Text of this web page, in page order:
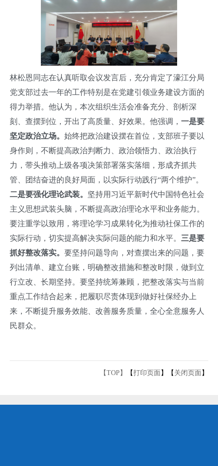
林松恩同志在认真听取会议发言后，充分肯定了濠江分局
党支部过去一年的工作特别是在党建引领业务建设方面的
得力举措。他认为，本次组织生活会准备充分、剖析深
刻、查摆到位，开出了高质量、好效果。他强调， 一是要
坚定政治立场。 始终把政治建设摆在首位，支部班子要以
身作则，不断提高政治判断力、政治领悟力、政治执行
力，带头推动上级各项决策部署落实落细，形成齐抓共
管、团结奋进的良好局面，以实际行动践行“两个维护”。
二是要强化理论武装。 坚持用习近平新时代中国特色社会
主义思想武装头脑，不断提高政治理论水平和业务能力。
要注重学以致用，将理论学习成果转化为推动社保工作的
实际行动，切实提高解决实际问题的能力和水平。 三是要
抓好整改落实。 要坚持问题导向，对查摆出来的问题，要
列出清单、建立台账，明确整改措施和整改时限，做到立
行立改、长期坚持。要坚持统筹兼顾，把整改落实与当前
重点工作结合起来，把履职尽责体现到做好社保经办上
来，不断提升服务效能、改善服务质量，全心全意服务人
民群众。
【TOP】 【打印页面 】【 关闭页面 】